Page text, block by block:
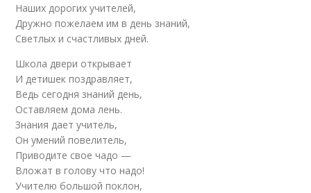
Наших дорогих учителей,
Дружно пожелаем им в день знаний,
Светлых и счастливых дней.
Школа двери открывает
И детишек поздравляет,
Ведь сегодня знаний день,
Оставляем дома лень.
Знания дает учитель,
Он умений повелитель,
Приводите свое чадо —
Вложат в голову что надо!
Учителю большой поклон,